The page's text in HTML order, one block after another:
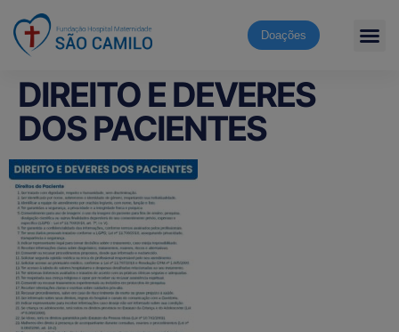
Doações
DIREITO E DEVERES
DOS PACIENTES